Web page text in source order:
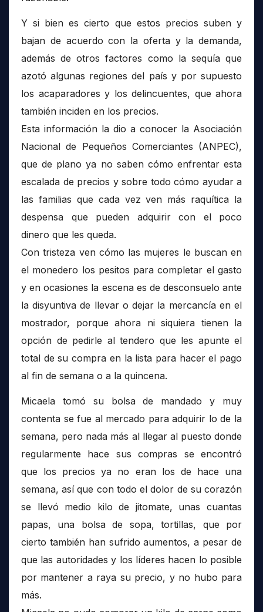
Y si bien es cierto que estos precios suben y
bajan de acuerdo con la oferta y la demanda,
además de otros factores como la sequía que
azotó algunas regiones del país y por supuesto
los acaparadores y los delincuentes, que ahora
también inciden en los precios.
Esta información la dio a conocer la Asociación
Nacional de Pequeños Comerciantes (ANPEC),
que de plano ya no saben cómo enfrentar esta
escalada de precios y sobre todo cómo ayudar a
las familias que cada vez ven más raquítica la
despensa que pueden adquirir con el poco
dinero que les queda.
Con tristeza ven cómo las mujeres le buscan en
el monedero los pesitos para completar el gasto
y en ocasiones la escena es de desconsuelo ante
la disyuntiva de llevar o dejar la mercancía en el
mostrador, porque ahora ni siquiera tienen la
opción de pedirle al tendero que les apunte el
total de su compra en la lista para hacer el pago
al fin de semana o a la quincena.
Micaela tomó su bolsa de mandado y muy
contenta se fue al mercado para adquirir lo de la
semana, pero nada más al llegar al puesto donde
regularmente hace sus compras se encontró
que los precios ya no eran los de hace una
semana, así que con todo el dolor de su corazón
se llevó medio kilo de jitomate, unas cuantas
papas, una bolsa de sopa, tortillas, que por
cierto también han sufrido aumentos, a pesar de
que las autoridades y los líderes hacen lo posible
por mantener a raya su precio, y no hubo para
más.